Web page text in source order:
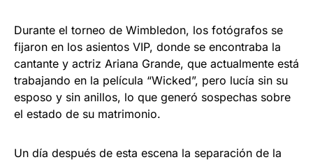
Durante el torneo de Wimbledon, los fotógrafos se
fijaron en los asientos VIP, donde se encontraba la
cantante y actriz Ariana Grande, que actualmente está
trabajando en la película “Wicked”, pero lucía sin su
esposo y sin anillos, lo que generó sospechas sobre
el estado de su matrimonio.
Un día después de esta escena la separación de la